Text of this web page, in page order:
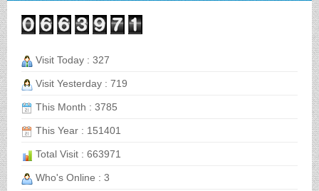
BALO HỌC SINH MS: TN 2058
Visit Today : 327
Visit Yesterday : 719
This Month : 3785
This Year : 151401
Total Visit : 663971
Who's Online : 3